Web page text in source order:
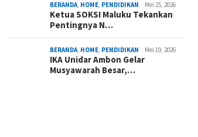
BERANDA, HOME, PENDIDIKAN Mei 25, 2026
Ketua SOKSI Maluku Tekankan
Pentingnya N…
BERANDA, HOME, PENDIDIKAN Mei 19, 2026
IKA Unidar Ambon Gelar
Musyawarah Besar,…